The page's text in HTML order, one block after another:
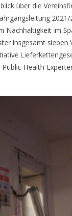
über die
Nachhaltigkeit im
insgesamt
Health-